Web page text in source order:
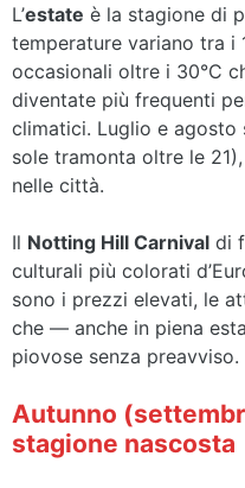
L’estate è la stagione di
temperature variano tra i
occasionali oltre i 30°C
diventate più frequenti
climatici. Luglio e agosto
sole tramonta oltre le
nelle città.
Il Notting Hill Carnival di
culturali più colorati
sono i prezzi elevati, le
che — anche in piena
piovose senza preavviso.
Autunno
stagione nascosta